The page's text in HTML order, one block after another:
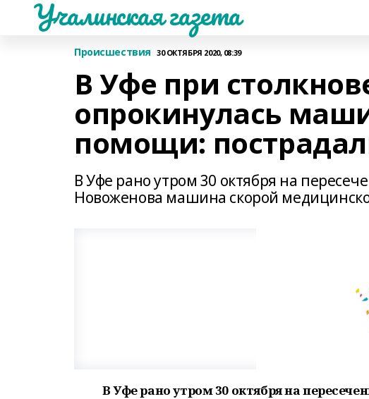
Учалинская газета
Происшествия 30 ОКТЯБРЯ 2020, 08:39
В Уфе при
опрокинулась
помощи:
В Уфе рано утром 30 октября на
Новоженова машина скорой
В Уфе рано утром 30 октября на